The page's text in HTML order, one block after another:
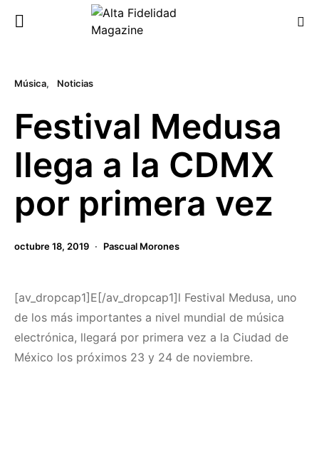
Música Noticias
Festival Medusa
llega a la CDMX
por primera vez
octubre 18, 2019 Pascual Morones
[av_dropcap1]E[/av_dropcap1]l Festival Medusa, uno
de los más importantes a nivel mundial de música
electrónica, llegará por primera vez a la Ciudad de
México los próximos 23 y 24 de noviembre.